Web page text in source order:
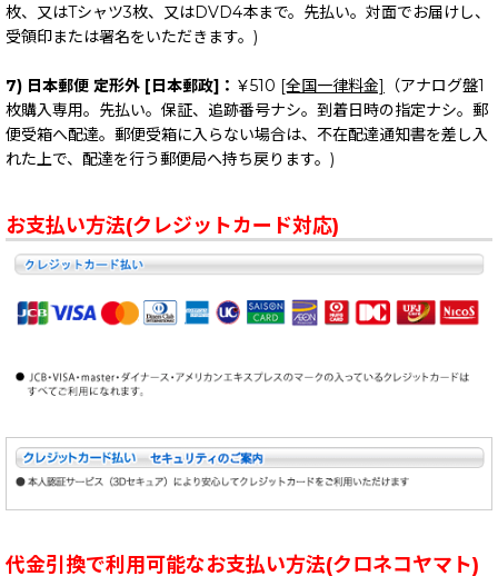
枚、又はTシャツ3枚、又はDVD4本まで。先払い。対面でお届けし、
受領印または署名をいただきます。)
7) 日本郵便 定形外 [日本郵政]： ￥510 [全国一律料金]
（アナログ盤1
枚購入専用。先払い。保証、追跡番号ナシ。到着日時の指定ナシ。郵
便受箱へ配達。郵便受箱に入らない場合は、不在配達通知書を差し入
れた上で、配達を行う郵便局へ持ち戻ります。)
お支払い方法(クレジットカード対応)
代金引換で利用可能なお支払い方法(クロネコヤマト)